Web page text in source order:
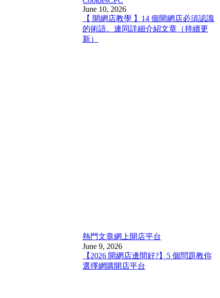
June 10, 2026
【 開網店教學 】14 個開網店必須認識
的術語、連同詳細介紹文章（持續更
新）
熱門文章網上開店平台
June 9, 2026
【2026 開網店邊間好?】5 個問題教你
選擇網購開店平台